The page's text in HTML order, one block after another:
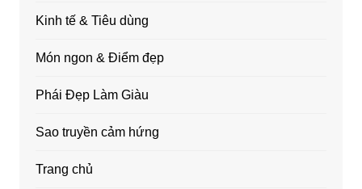
Kinh tế & Tiêu dùng
Món ngon & Điểm đẹp
Phái Đẹp Làm Giàu
Sao truyền cảm hứng
Trang chủ